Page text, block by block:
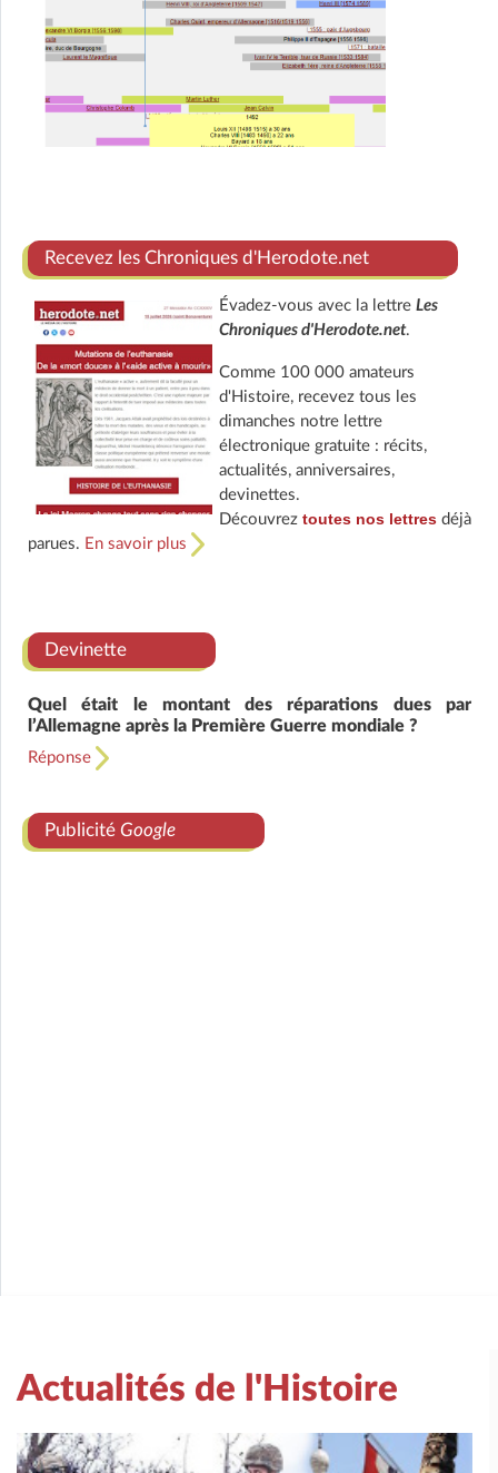
Recevez les Chroniques d'Herodote.net
Évadez-vous avec la lettre Les
Chroniques d'Herodote.net.
Comme 100 000 amateurs
d'Histoire, recevez tous les
dimanches notre lettre
électronique gratuite : récits,
actualités, anniversaires,
devinettes.
Découvrez toutes nos lettresdéjà
parues. En savoir plus
Devinette
Quel était le montant des réparations dues par
l’Allemagne après la Première Guerre mondiale ?
Réponse
Publicité Google
Actualités de l'Histoire